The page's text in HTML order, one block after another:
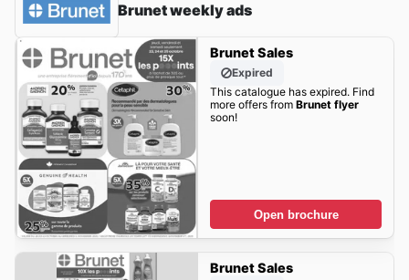
Brunet weekly ads
Brunet Sales
Expired
This catalogue has expired. Find
more offers from Brunet flyer
soon!
Open brochure
Brunet Sales